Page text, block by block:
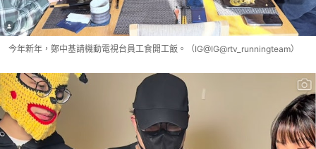
今年新年，鄭中基請機動電視台員工食開工飯。（IG@IG@rtv_runningteam）